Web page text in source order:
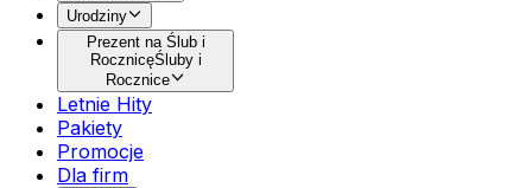
Urodziny
Prezent na Ślub i
RocznicęŚluby i
Rocznice
Letnie Hity
Pakiety
Promocje
Dla firm